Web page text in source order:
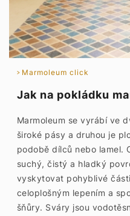
Marmoleum click
Jak na pokládku
Marmoleum se vyrábí ve
široké pásy a druhou je
podobě dílců nebo lamel.
suchý, čistý a hladký
vyskytovat pohyblivé
celoplošným lepením a
šňůry. Sváry jsou